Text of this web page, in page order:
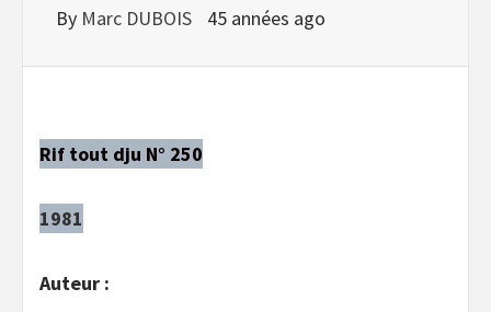
By Marc DUBOIS 45 années ago
Rif tout dju N° 250
1981
Auteur :